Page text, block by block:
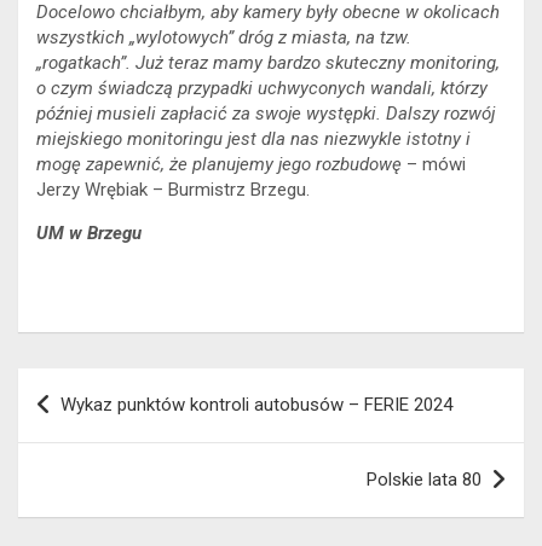
Docelowo chciałbym, aby kamery były obecne w okolicach
wszystkich „wylotowych” dróg z miasta, na tzw.
„rogatkach”. Już teraz mamy bardzo skuteczny monitoring,
o czym świadczą przypadki uchwyconych wandali, którzy
później musieli zapłacić za swoje występki. Dalszy rozwój
miejskiego monitoringu jest dla nas niezwykle istotny i
mogę zapewnić, że planujemy jego rozbudowę – mówi
Jerzy Wrębiak – Burmistrz Brzegu.
UM w Brzegu
Nawigacja
wpisu
Wykaz punktów kontroli autobusów – FERIE 2024
Polskie lata 80